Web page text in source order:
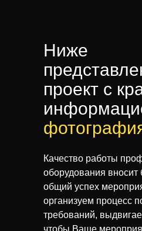
Ниже
проект с
Качество работы
оборудования
общий успех
организуем процесс
требований,
чтобы Ваше